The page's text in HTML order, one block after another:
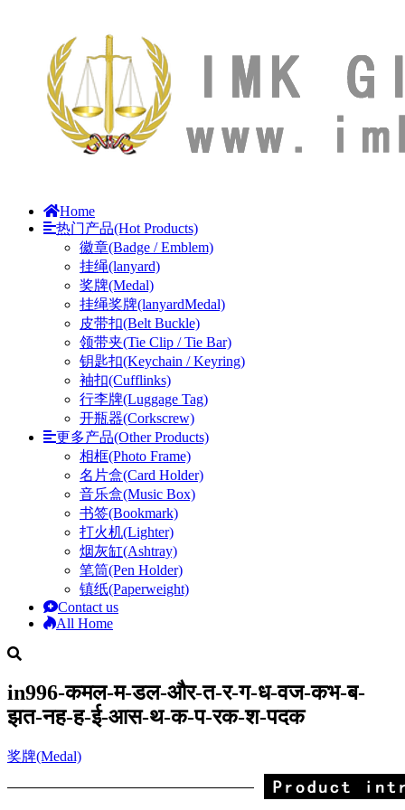
Home
热门产品(Hot Products)
徽章(Badge / Emblem)
挂绳(lanyard)
奖牌(Medal)
挂绳奖牌(lanyardMedal)
皮带扣(Belt Buckle)
领带夹(Tie Clip / Tie Bar)
钥匙扣(Keychain / Keyring)
袖扣(Cufflinks)
行李牌(Luggage Tag)
开瓶器(Corkscrew)
更多产品(Other Products)
相框(Photo Frame)
名片盒(Card Holder)
音乐盒(Music Box)
书签(Bookmark)
打火机(Lighter)
烟灰缸(Ashtray)
笔筒(Pen Holder)
镇纸(Paperweight)
Contact us
All Home
in996-कमल-म-डल-और-त-र-ग-ध-वज-कभ-ब-
झत-नह-ह-ई-आस-थ-क-प-रक-श-पदक
奖牌(Medal)